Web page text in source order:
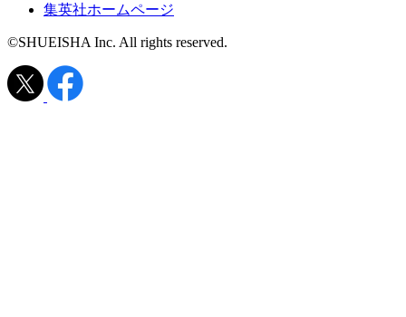
集英社ホームページ
©SHUEISHA Inc. All rights reserved.